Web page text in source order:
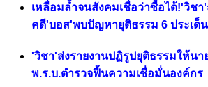
เหลื่อมล้ำจนสังคมเชื่อว่าซื้อได้!'วิชา
คดี'บอส'พบปัญหายุติธรรม 6 ประเด็น
'วิชา'ส่งรายงานปฏิรูปยุติธรรมให้นา
พ.ร.บ.ตำรวจฟื้นความเชื่อมั่นองค์กร